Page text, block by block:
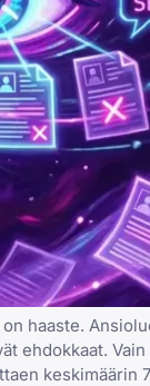
haaste.
ehdokkaat.
keskimäärin